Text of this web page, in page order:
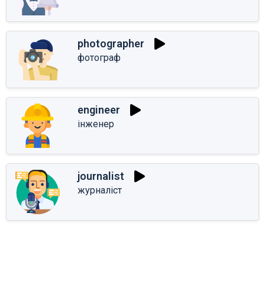
photographer
фотограф
engineer
інженер
journalist
журналіст